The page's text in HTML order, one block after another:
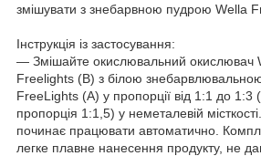
змішувати з знебарвною пудрою Wella
Інструкція із застосування:
― Змішайте окислювальний окислювач
Freelights (В) з білою
FreeLights (А) у пропорції від 1:1 до 1:3
пропорція 1:1,5) у неметалевій
починає працювати автоматично.
легке плавне нанесення продукту, не